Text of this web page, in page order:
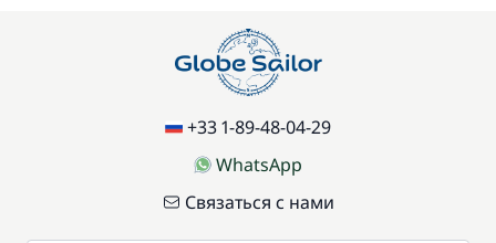
+33 1-89-48-04-29
WhatsApp
Связаться с нами